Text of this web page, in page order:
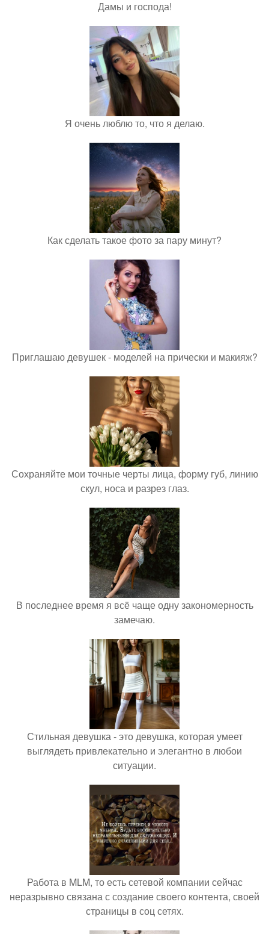
Дамы и господа!
Я очень люблю то, что я делаю.
Как сделать такое фото за пару минут?
Приглашаю девушек - моделей на прически и макияж?
Сохраняйте мои точные черты лица, форму губ, линию
скул, носа и разрез глаз.
В последнее время я всё чаще одну закономерность
замечаю.
Стильная девушка - это девушка, которая умеет
выглядеть привлекательно и элегантно в любои
ситуации.
Работа в MLM, то есть сетевой компании сейчас
неразрывно связана с создание своего контента, своей
страницы в соц сетях.